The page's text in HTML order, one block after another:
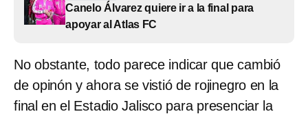
Canelo Álvarez quiere ir a la final para
apoyar al Atlas FC
No obstante, todo parece indicar que cambió
de opinón y ahora se vistió de rojinegro en la
final en el Estadio Jalisco para presenciar la